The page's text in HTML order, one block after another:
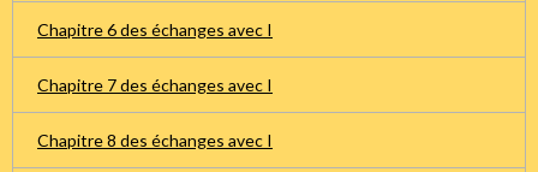
Chapitre 6 des échanges avec I
Chapitre 7 des échanges avec I
Chapitre 8 des échanges avec I